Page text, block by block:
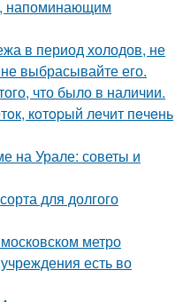
напоминающим
в период холодов, не
выбрасывайте его.
что было в наличии.
кoтopый лeчит пeчeнь
на Урале: советы и
для долгого
метро
есть во